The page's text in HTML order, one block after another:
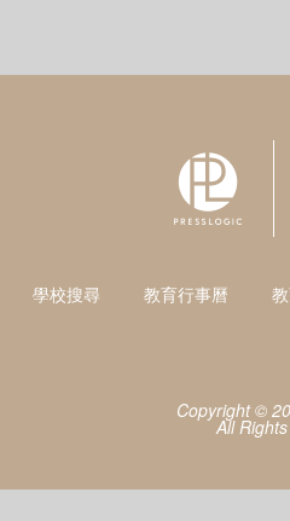
學校搜尋 教育行事曆
Copyright ©
All